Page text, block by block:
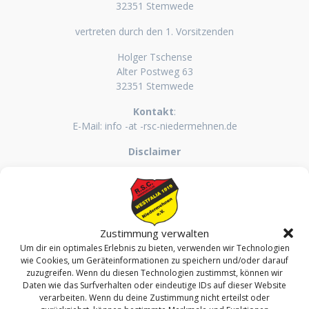
Zustimmung verwalten
Um dir ein optimales Erlebnis zu bieten, verwenden wir Technologien
wie Cookies, um Geräteinformationen zu speichern und/oder darauf
zuzugreifen. Wenn du diesen Technologien zustimmst, können wir
Daten wie das Surfverhalten oder eindeutige IDs auf dieser Website
verarbeiten. Wenn du deine Zustimmung nicht erteilst oder
32351 Stemwede
vertreten durch den 1. Vorsitzenden
Holger Tschense
Alter Postweg 63
32351 Stemwede
Kontakt:
E-Mail: info -at -rsc-niedermehnen.de
Disclaimer
Die Inhalte unserer Seiten wurden mit größter Sorgfalt erstellt.
Für die Richtigkeit, Vollständigkeit und Aktualität der Inhalte
können wir jedoch keine Gewähr übernehmen.
Unser Angebot enthält Links zu externen Webseiten Dritter, auf
deren Inhalte wir keinen Einfluss haben. Deshalb können wir für
diese fremden Inhalte auch keine Gewähr übernehmen. Für die
Inhalte der verlinkten Seiten ist stets der jeweilige Anbieter oder
Betreiber der Seiten verantwortlich.